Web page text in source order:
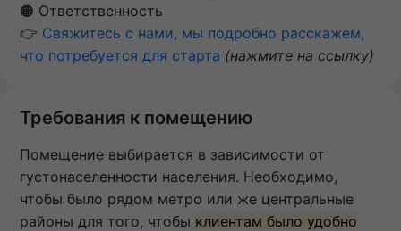
🟠 Ответственность
👉 Свяжитесь с нами, мы подробно расскажем,
что потребуется для старта (нажмите на ссылку)
Требования к помещению
Помещение выбирается в зависимости от
густонаселенности населения. Необходимо,
чтобы было рядом метро или же центральные
районы для того, чтобы клиентам было удобно